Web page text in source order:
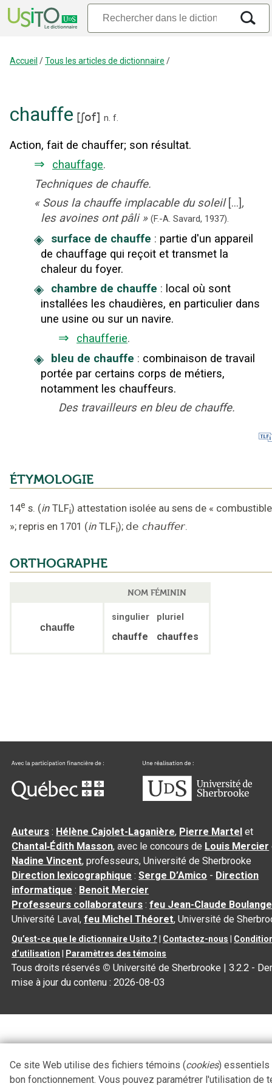
Accueil /Tous les articles de dictionnaire /
chauffe [ʃof] n. f.
Action, fait de chauffer; son résultat.
⇒ chauffage.
Techniques de chauffe.
« Sous la chauffe implacable du soleil [...],
les avoines ont pâli » (F.-A. Savard, 1937).
◈ surface de chauffe : partie d'un appareil
de chauffage qui reçoit et transmet la
chaleur du foyer.
◈ chambre de chauffe : local où sont
installées les chaudières, en particulier dans
une usine ou sur un navire.
⇒ chaufferie.
◈ bleu de chauffe : combinaison de travail
portée par certains corps de métiers,
notamment les chauffeurs.
Des travailleurs en bleu de chauffe.
ÉTYMOLOGIE
14e s. (in TLFi) attestation isolée au sens de « combustible
»; repris en 1701 (in TLFi); de chauffer.
ORTHOGRAPHE
NOM FÉMININ
chauffe
singulier pluriel
chauffe chauffes
Auteurs : Hélène Cajolet-Laganière, Pierre Martel et
Chantal‑Édith Masson, avec le concours de Louis Mercier
Nadine Vincent, professeurs, Université de Sherbrooke
Direction lexicographique :Serge D’Amico - Direction
informatique : Benoit Mercier
Professeurs collaborateurs :feu Jean-Claude
Université Laval,feu Michel Théoret, Université de
Qu’est-ce que le dictionnaire Usito ? Contactez-nous
d’utilisation
Paramètres des témoins
Tous droits réservés © Université de Sherbrooke |3.2.2 -
mise à jour du contenu :2026-08-03
Ce site Web utilise des fichiers témoins (cookies) essentiels
bon fonctionnement. Vous pouvez paramétrer l'utilisation de